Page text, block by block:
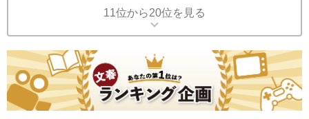
11位から20位を見る